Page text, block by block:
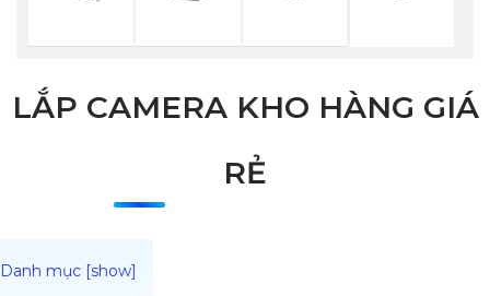
LẮP CAMERA KHO HÀNG GIÁ
RẺ